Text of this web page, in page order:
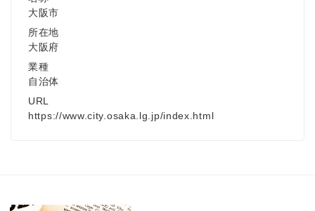
大阪市
所在地
大阪府
業種
自治体
URL
https://www.city.osaka.lg.jp/index.html